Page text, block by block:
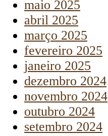
maio 2025
abril 2025
março 2025
fevereiro 2025
janeiro 2025
dezembro 2024
novembro 2024
outubro 2024
setembro 2024